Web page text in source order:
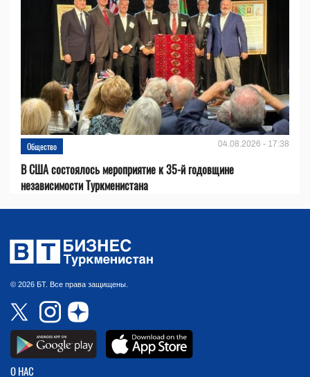
Общество 04.08.2026 - 17:38
В США состоялось мероприятие к 35-й годовщине
независимости Туркменистана
© 2026 БТ. Все права защищены.
О НАС